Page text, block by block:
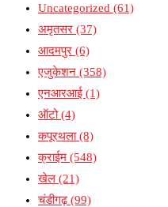
Uncategorized (61)
अमृतसर (37)
आदमपुर (6)
एजुकेशन (358)
एनआरआई (1)
ऑटो(4)
कपूरथला(8)
क्राईम (548)
खेल (21)
चंडीगढ़(99)